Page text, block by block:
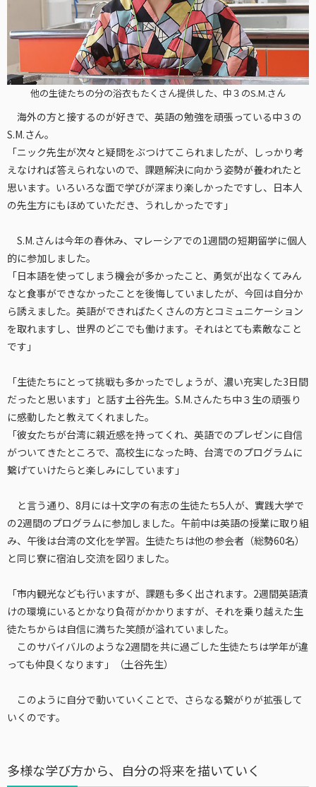
他の生徒たちの分の浴衣もたくさん提供した、中３のS.M.さん
海外の方と接するのが好きで、英語の勉強を頑張っている中３の
S.M.さん。
「ニック先生が次々と疑問をぶつけてこられましたが、しっかり考
えなければ答えられないので、課題解決に向かう姿勢が養われたと
思います。いろいろな面で学びが深まり楽しかったですし、日本人
の先生方にもほめていただき、うれしかったです」
S.M.さんは今年の春休み、マレーシアでの1週間の短期留学に個人
的に参加しました。
「日本語を使ってしまう機会が多かったこと、勇気が出なくてみん
なと食事ができなかったことを後悔していましたが、今回は自分か
ら誘えました。英語ができればたくさんの方とコミュニケーション
を取れますし、世界のどこでも働けます。それはとても素敵なこと
です」
「生徒たちにとって挑戦も多かったでしょうが、濃い充実した3日間
だったと思います」と話す土谷先生。S.M.さんたち中３生の頑張り
に感動したと教えてくれました。
「彼女たちが台湾に親近感を持ってくれ、英語でのプレゼンに自信
がついてきたところで、高校生になった時、台湾でのプログラムに
繋げていけたらと楽しみにしています」
と言う通り、8月には十文字の有志の生徒たち5人が、實践大学で
の2週間のプログラムに参加しました。午前中は英語の授業に取り組
み、午後は台湾の文化を学習。生徒たちは他の参会者（総勢60名）
と同じ寮に宿泊し交流を図りました。
「市内観光なども行いますが、課題も多く出されます。2週間英語漬
けの環境にいるとかなり負荷がかかりますが、それを乗り越えた生
徒たちからは自信に満ちた笑顔が溢れていました。
このサバイバルのような2週間を共に過ごした生徒たちは学年が違
っても仲良くなります」（土谷先生）
このように自分で動いていくことで、さらなる繋がりが拡張して
いくのです。
多様な学び方から、自分の将来を描いていく